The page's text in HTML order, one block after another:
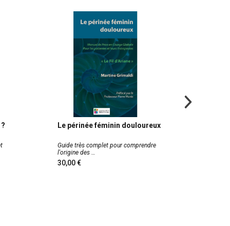
Le périnée féminin douloureux
Guide très complet pour comprendre
l'origine des
30,00